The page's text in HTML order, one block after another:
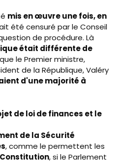
mis en œuvre une fois, en
été censuré par le Conseil
de procédure. Là
était différente de
le Premier ministre,
de la République, Valéry
d'une majorité à
de loi de finances et le
de la Sécurité
, comme le permettent les
, si le Parlement